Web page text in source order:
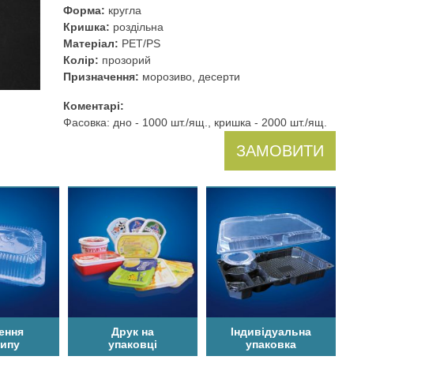
Форма: кругла
Кришка: роздільна
Матеріал: PET/PS
Колір: прозорий
Призначення: морозиво, десерти
Коментарі:
Фасовка: дно - 1000 шт./ящ., кришка - 2000 шт./ящ.
ЗАМОВИТИ
Друк на
упаковці
Індивідуальна
упаковка